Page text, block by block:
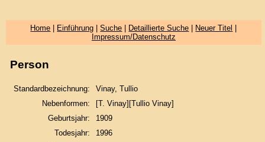
Home Einführung |Suche Detaillierte Suche Neuer Titel
Impressum/Datenschutz
Person
Standardbezeichnung:
Vinay, Tullio
Nebenformen:
[T. Vinay][Tullio Vinay]
Geburtsjahr:
1909
Todesjahr:
1996